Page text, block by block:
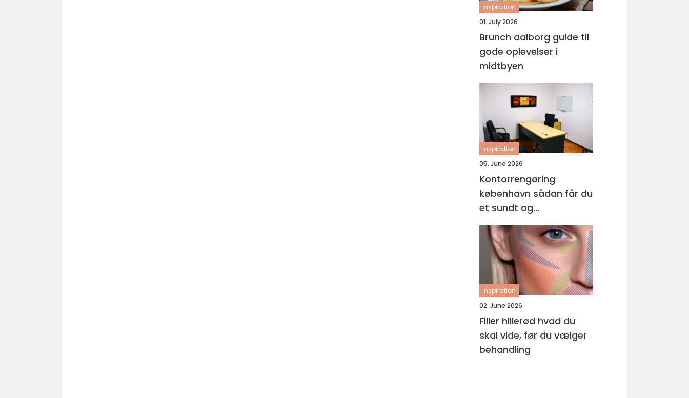
inspiration
01. July 2026
Brunch aalborg guide til
gode oplevelser i
midtbyen
inspiration
05. June 2026
Kontorrengøring
københavn sådan får du
et sundt og
professionelt
arbejdsmiljø
inspiration
02. June 2026
Filler hillerød hvad du
skal vide, før du vælger
behandling